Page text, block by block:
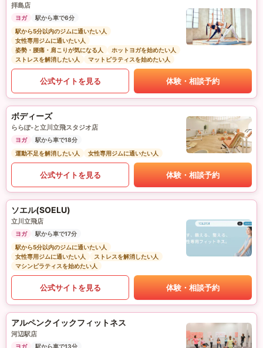
拝島店
ヨガ
駅から車で6分
駅から5分以内のジムに通いたい人
女性専用ジムに通いたい人
姿勢・腰痛・肩こりが気になる人
ホットヨガを始めたい人
ストレスを解消したい人
マットピラティスを始めたい人
公式サイトを見る 体験・相談予約
ボディーズ
ららぽ-と立川立飛スタジオ店
ヨガ
駅から車で18分
運動不足を解消したい人
女性専用ジムに通いたい人
公式サイトを見る 体験・相談予約
ソエル(SOELU)
立川立飛店
ヨガ
駅から車で17分
駅から5分以内のジムに通いたい人
女性専用ジムに通いたい人
ストレスを解消したい人
マシンピラティスを始めたい人
公式サイトを見る 体験・相談予約
アルペンクイックフィットネス
河辺駅店
ヨガ 駅から車で13分